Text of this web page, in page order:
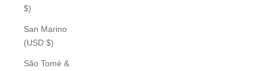
$)
San Marino
(USD $)
São Tomé &